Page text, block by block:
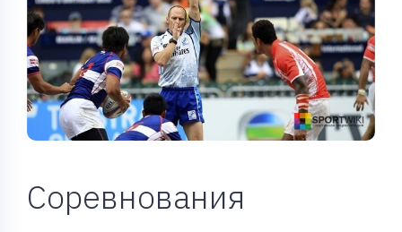
Соревнования